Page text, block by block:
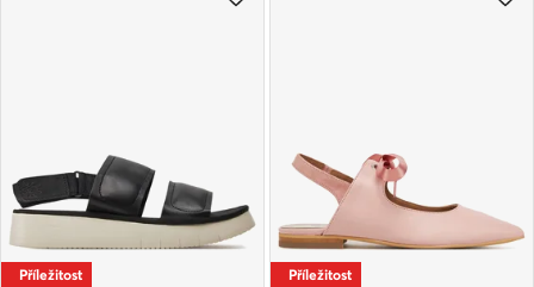
Příležitost Příležitost